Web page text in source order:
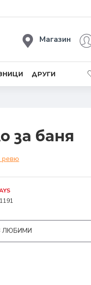
Магазин
ДРУГИ
за баня
ЛЮБИМИ